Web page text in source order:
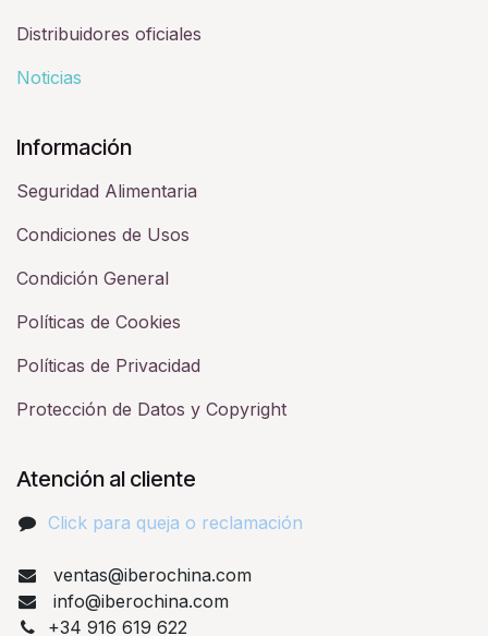
Distribuidores oficiales
Noticias
Información
Seguridad Alimentaria
Condiciones de Usos
Condición General
Políticas de Cookies
Políticas de Privacidad
Protección de Datos y Copyright
Atención al cliente
Click para queja o reclamación​
ventas@iberochina.com
info@iberochina.com
+34 916 619 622